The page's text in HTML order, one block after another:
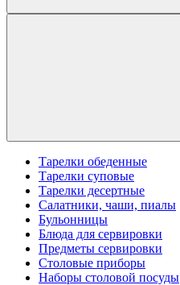
Тарелки обеденные
Тарелки суповые
Тарелки десертные
Салатники, чаши, пиалы
Бульонницы
Блюда для сервировки
Предметы сервировки
Столовые приборы
Наборы столовой посуды